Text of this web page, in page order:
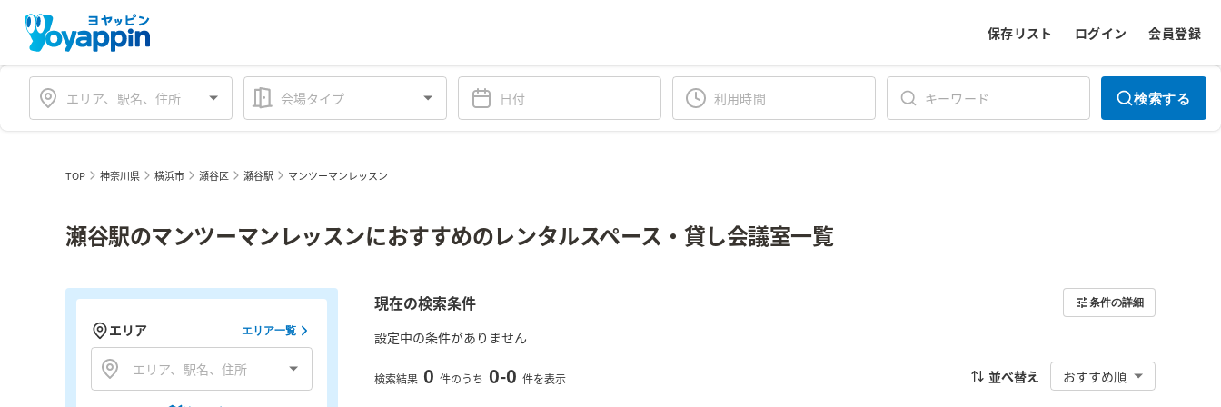
保存リスト ログイン 会員登録
会場タイプ 検索する
TOP 神奈川県 横浜市 瀬谷区 瀬谷駅 マンツーマンレッスン
瀬谷駅のマンツーマンレッスンにおすすめのレンタルスペース・貸し会議室一覧
現在の検索条件 条件の詳細
設定中の条件がありません
検索結果 0 件のうち 0-0 件を表示 並べ替え おすすめ順
エリア エリア一覧